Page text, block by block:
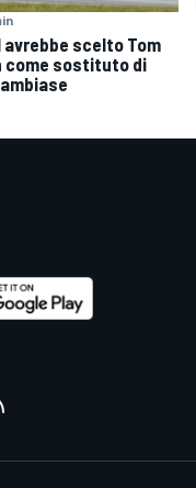
avrebbe scelto Tom
come sostituto di